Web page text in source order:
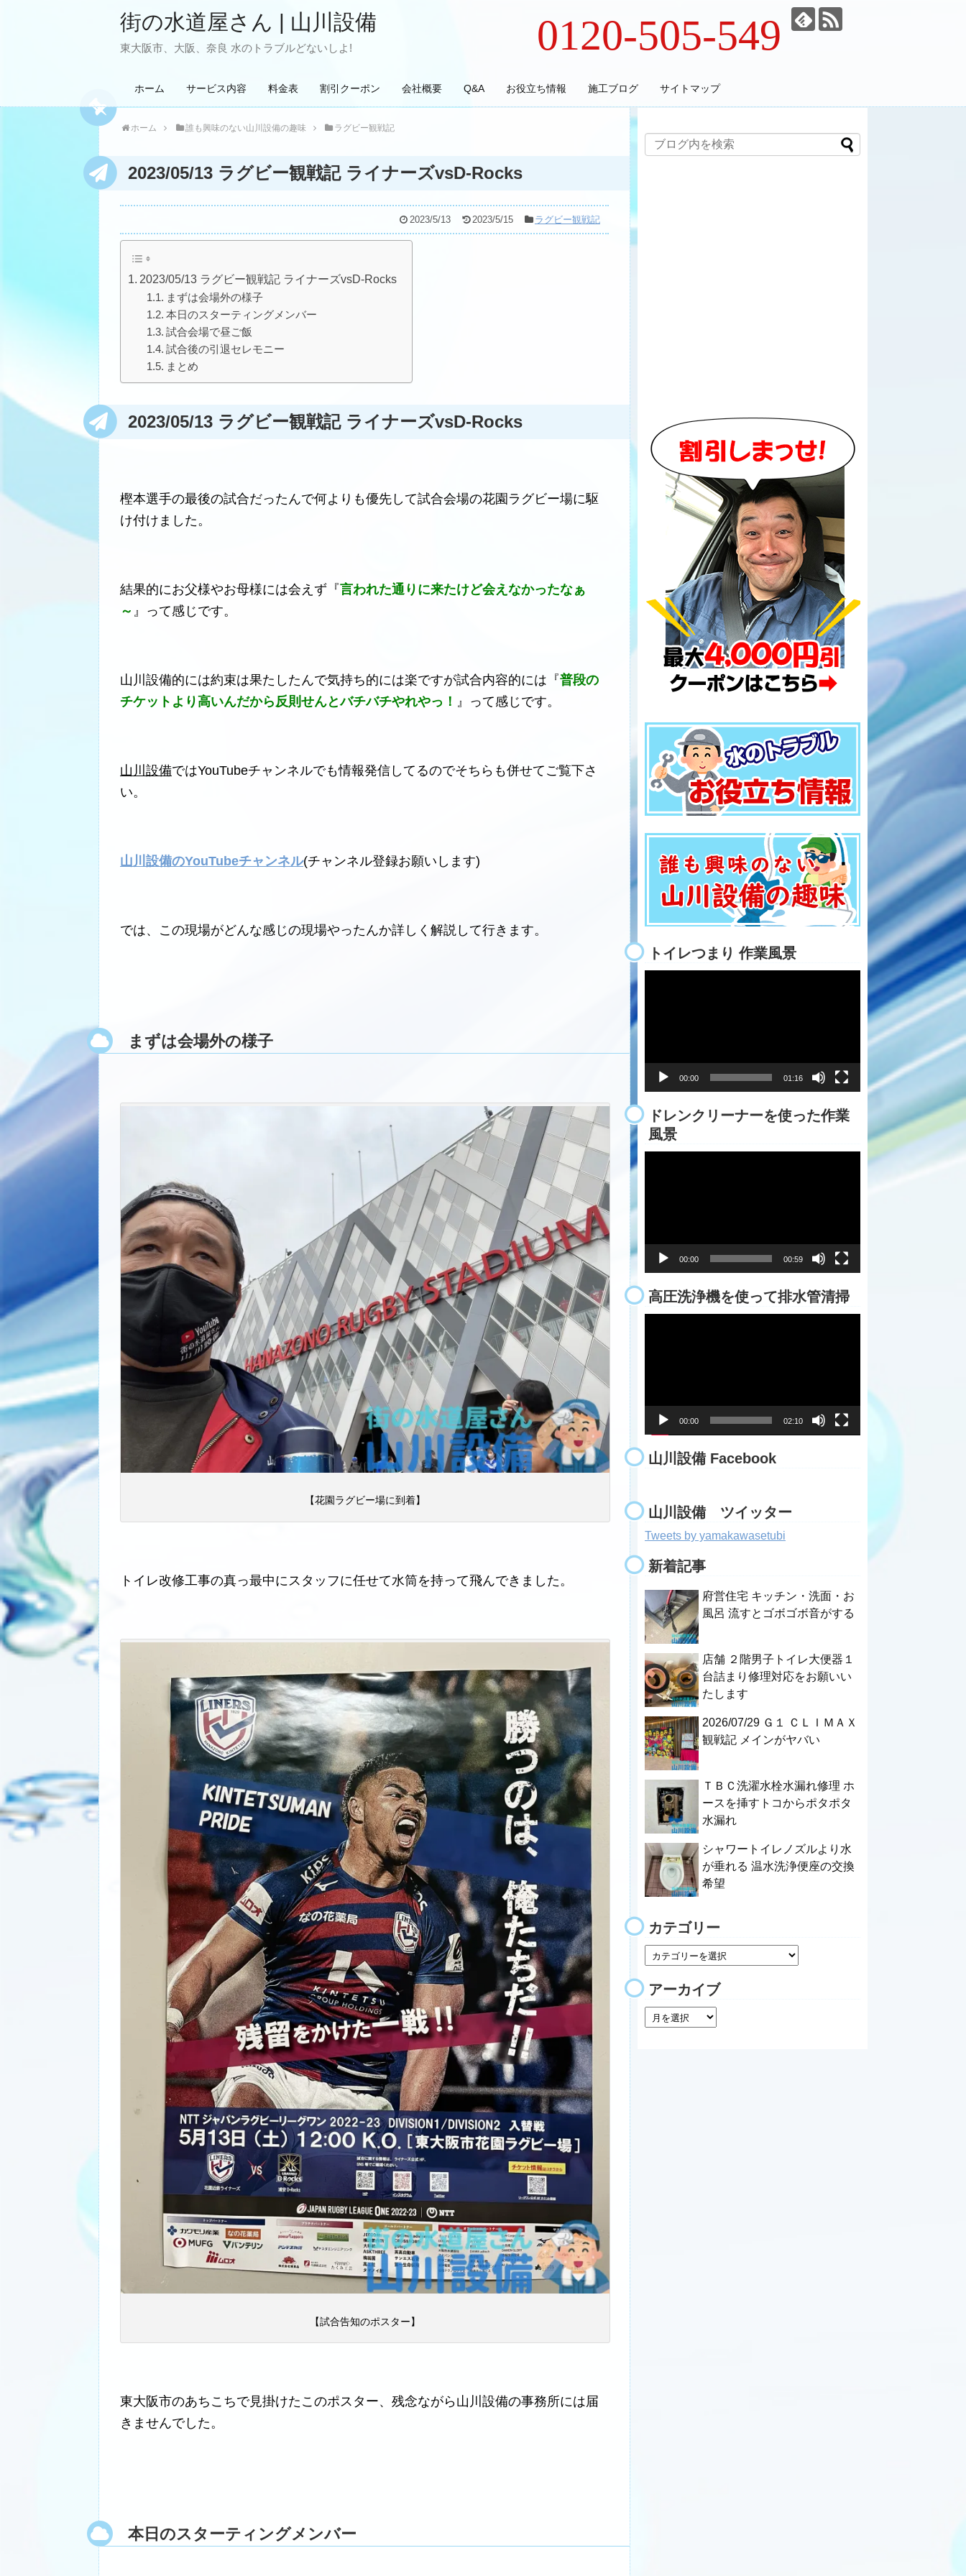
街の水道屋さん | 山川設備
東大阪市、大阪、奈良 水のトラブルどないしよ! 0120-505-549
ホーム サービス内容 料金表 割引クーポン 会社概要 Q&A お役立ち情報 施工ブログ サイトマップ
ホーム 誰も興味のない山川設備の趣味 ラグビー観戦記
2023/05/13 ラグビー観戦記 ライナーズvsD-Rocks
2023/5/13 2023/5/15 ラグビー観戦記
2023/05/13 ラグビー観戦記 ライナーズvsD-Rocks
まずは会場外の様子
本日のスターティングメンバー
試合会場で昼ご飯
試合後の引退セレモニー
まとめ
2023/05/13 ラグビー観戦記 ライナーズvsD-Rocks
樫本選手の最後の試合だったんで何よりも優先して試合会場の花園ラグビー場に駆
け付けました。
結果的にお父様やお母様には会えず『言われた通りに来たけど会えなかったなぁ
～ 』って感じです。
山川設備的には約束は果たしたんで気持ち的には楽ですが試合内容的には『普段の
チケットより高いんだから反則せんとバチバチやれやっ！ 』って感じです。
山川設備ではYouTubeチャンネルでも情報発信してるのでそちらも併せてご覧下さ
い。
山川設備のYouTubeチャンネル(チャンネル登録お願いします)
では、この現場がどんな感じの現場やったんか詳しく解説して行きます。
まずは会場外の様子
【花園ラグビー場に到着】
トイレ改修工事の真っ最中にスタッフに任せて水筒を持って飛んできました。
【試合告知のポスター】
東大阪市のあちこちで見掛けたこのポスター、残念ながら山川設備の事務所には届
きませんでした。
本日のスターティングメンバー
トイレつまり 作業風景
ー
00:00 01:16
ドレンクリーナーを使った作業
風景
ー
00:00 00:59
高圧洗浄機を使って排水管清掃
00:00 02:10
山川設備 Facebook
山川設備 ツイッター
Tweets by yamakawasetubi
新着記事
府営住宅 キッチン・洗面・お
風呂 流すとゴボゴボ音がする
店舗 ２階男子トイレ大便器１
台詰まり修理対応をお願いい
たします
2026/07/29 Ｇ１ ＣＬＩＭＡＸ
観戦記 メインがヤバい
ＴＢＣ洗濯水栓水漏れ修理 ホ
ースを挿すトコからポタポタ
水漏れ
シャワートイレノズルより水
が垂れる 温水洗浄便座の交換
希望
カテゴリー
アーカイブ